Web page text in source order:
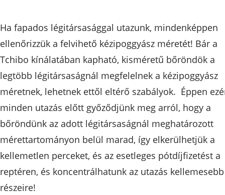
Ha fapados légitársasággal utazunk, mindenképpen
ellenőrizzük a felvihető kézipoggyász méretét! Bár a
Tchibo kínálatában kapható, kisméretű bőröndök a
legtöbb légitársaságnál megfelelnek a kézipoggyász
méretnek, lehetnek ettől eltérő szabályok. Éppen
minden utazás előtt győződjünk meg arról, hogy a
bőröndünk az adott légitársaságnál meghatározott
mérettartományon belül marad, így elkerülhetjük a
kellemetlen perceket, és az esetleges pótdíjfizetést a
reptéren, és koncentrálhatunk az utazás kellemesebb
részeire!